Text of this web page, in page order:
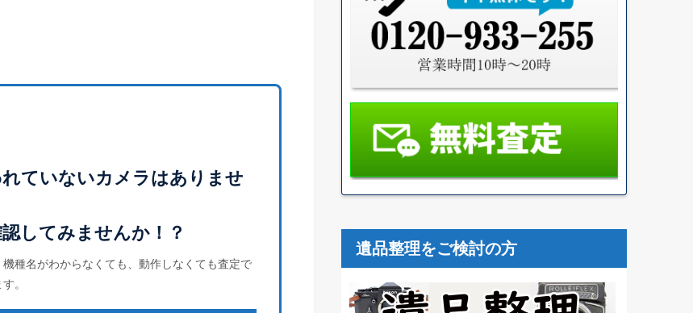
ていないカメラはありませ
してみませんか！？
種名がわからなくても、動作しなくても査定で
。
遺品整理をご検討の方